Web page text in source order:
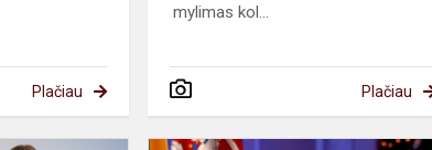
Plačiau
mylimas kol...
Plačiau